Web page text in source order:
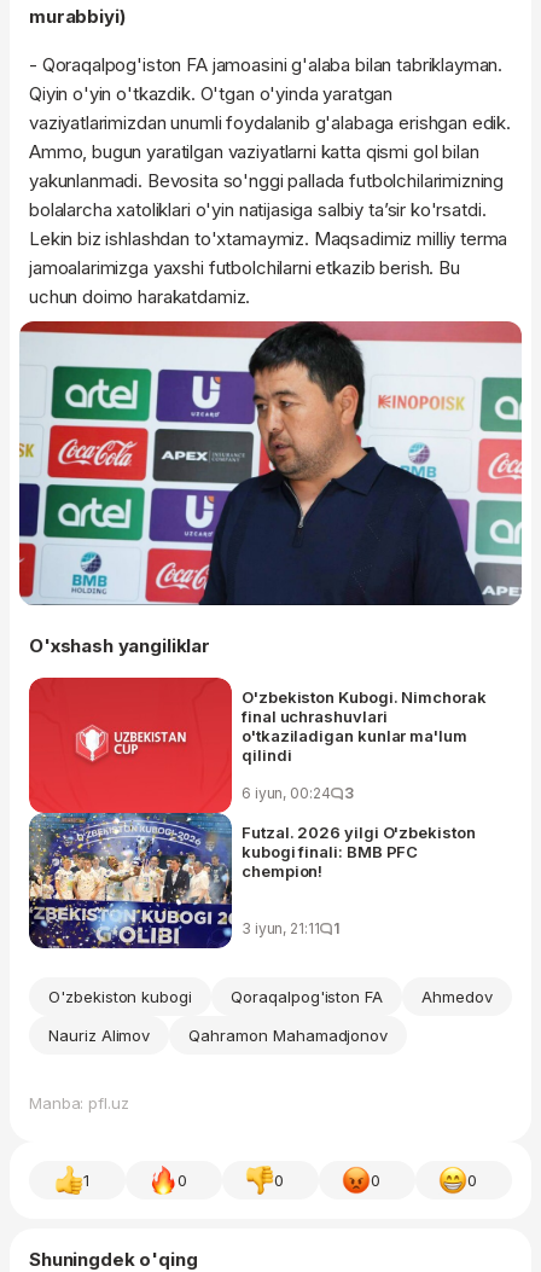
murabbiyi)
- Qoraqalpog'iston FA jamoasini g'alaba bilan tabriklayman.
Qiyin o'yin o'tkazdik. O'tgan o'yinda yaratgan
vaziyatlarimizdan unumli foydalanib g'alabaga erishgan edik.
Ammo, bugun yaratilgan vaziyatlarni katta qismi gol bilan
yakunlanmadi. Bevosita so'nggi pallada futbolchilarimizning
bolalarcha xatoliklari o'yin natijasiga salbiy ta’sir ko'rsatdi.
Lekin biz ishlashdan to'xtamaymiz. Maqsadimiz milliy terma
jamoalarimizga yaxshi futbolchilarni etkazib berish. Bu
uchun doimo harakatdamiz.
O'xshash yangiliklar
O'zbekiston Kubogi. Nimchorak
final uchrashuvlari
o'tkaziladigan kunlar ma'lum
qilindi
6 iyun, 00:24 3
Futzal. 2026 yilgi O'zbekiston
kubogi finali: BMB PFC
chempion!
3 iyun, 21:11 1
O'zbekiston kubogi Qoraqalpog'iston FA
Ahmedov
Nauriz Alimov
Qahramon Mahamadjonov
Manba: pfl.uz
1 0 0 0 0
Shuningdek o'qing